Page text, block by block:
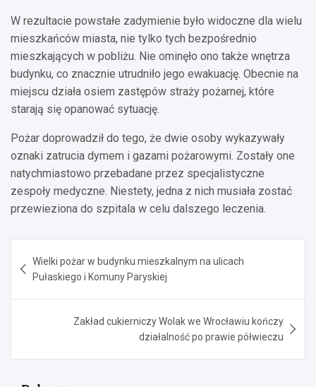
W rezultacie powstałe zadymienie było widoczne dla wielu
mieszkańców miasta, nie tylko tych bezpośrednio
mieszkających w pobliżu. Nie ominęło ono także wnętrza
budynku, co znacznie utrudniło jego ewakuację. Obecnie na
miejscu działa osiem zastępów straży pożarnej, które
starają się opanować sytuację.
Pożar doprowadził do tego, że dwie osoby wykazywały
oznaki zatrucia dymem i gazami pożarowymi. Zostały one
natychmiastowo przebadane przez specjalistyczne
zespoły medyczne. Niestety, jedna z nich musiała zostać
przewieziona do szpitala w celu dalszego leczenia.
wpisu
Wielki pożar w budynku mieszkalnym na ulicach
Pułaskiego i Komuny Paryskiej
Zakład cukierniczy Wolak we Wrocławiu kończy
działalność po prawie półwieczu